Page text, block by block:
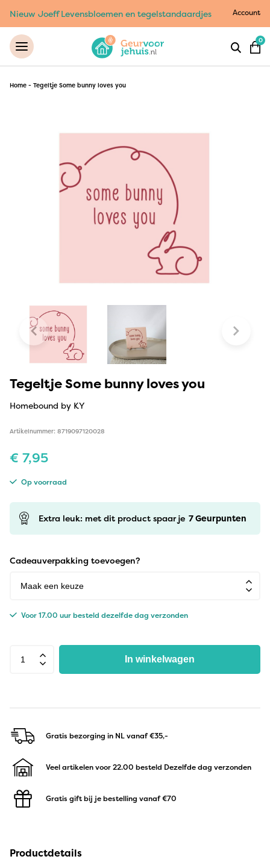
Nieuw Joeff Levensbloemen en tegelstandaardjes Account
0
Home - Tegeltje Some bunny loves you
Tegeltje Some bunny loves you
Homebound by KY
Artikelnummer: 8719097120028
€ 7,95
Op voorraad
Extra leuk: met dit product spaar je 7Geurpunten
Cadeauverpakking toevoegen?
Voor 17.00 uur besteld dezelfde dag verzonden
In winkelwagen
Gratis bezorging in NLvanaf €35,-
Veel artikelen voor 22.00 besteld Dezelfde dag verzonden
Gratis gift bij je bestelling vanaf €70
Productdetails